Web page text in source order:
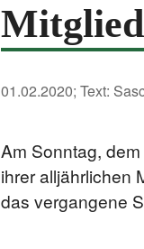
01.02.2020; Text:
Am Sonntag,
ihrer alljährlichen
das vergangene